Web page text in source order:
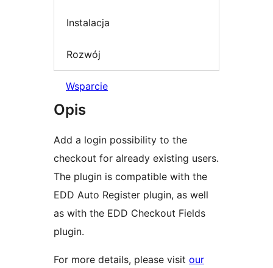
Instalacja
Rozwój
Wsparcie
Opis
Add a login possibility to the
checkout for already existing users.
The plugin is compatible with the
EDD Auto Register plugin, as well
as with the EDD Checkout Fields
plugin.
For more details, please visit our